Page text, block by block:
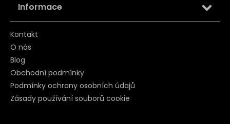
Informace
Kontakt
O nás
Blog
Obchodní podmínky
Podmínky ochrany osobních údajů
Zásady používání souborů cookie